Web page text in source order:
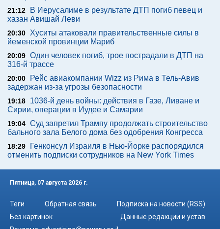
21:12
В Иерусалиме в результате ДТП погиб певец и
хазан Авишай Леви
20:30 Хуситы атаковали правительственные силы в
йеменской провинции Мариб
20:09 Один человек погиб, трое пострадали в ДТП на
316-й трассе
20:00
Рейс авиакомпании Wizz из Рима в Тель-Авив
задержан из-за угрозы безопасности
19:18
1036-й день войны: действия в Газе, Ливане и
Сирии, операции в Иудее и Самарии
19:04 Суд запретил Трампу продолжать строительство
бального зала Белого дома без одобрения Конгресса
18:29
Генконсул Израиля в Нью-Йорке распорядился
отменить подписки сотрудников на New York Times
Пятница, 07 августа 2026 г.
Теги Обратная связь
Подписка на новости (RSS)
Без картинок
Данные редакции и устав